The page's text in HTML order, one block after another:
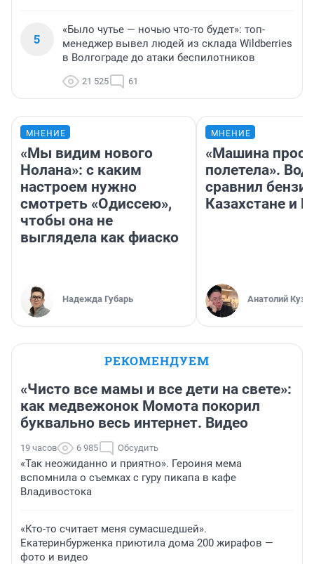
5
«Было чутье — ночью что-то будет»: топ-
менеджер вывел людей из склада Wildberries
в Волгограде до атаки беспилотников
21 525 61
МНЕНИЕ
«Мы видим нового
Нолана»: с каким
настроем нужно
смотреть «Одиссею»,
чтобы она не
выглядела как фиаско
Надежда Губарь
МНЕНИЕ
«Машина
полетела».
сравнил
Казахстане и
Анатолий
РЕКОМЕНДУЕМ
«Чисто все мамы и все дети на свете»:
как медвежонок Момота покорил
буквально весь интернет. Видео
19 часов 6 985 Обсудить
«Так неожиданно и приятно». Героиня мема
вспомнила о съемках с гуру пикапа в кафе
Владивостока
«Кто-то считает меня сумасшедшей».
Екатеринбурженка приютила дома 200 жирафов —
фото и видео